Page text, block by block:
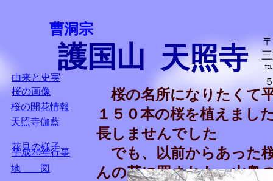
桜の画像
桜の開花情報
桜の名所になりたくて
１５０本の桜を植えまし
長しませんでした
でも、以前からあった
んの花に囲まれた 山奥
天照寺伽藍
花見の様子
護国山天照寺
曹洞宗
℡
由来と史実
地 図
平成20年行事